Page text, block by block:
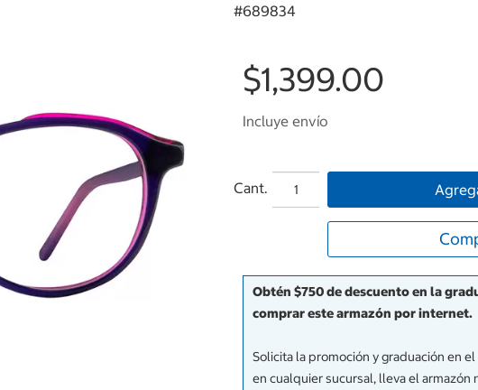
#689834
$1,399.00
Incluye envío
Cant.
Obtén $750 de descuento en la
comprar este armazón por internet.
Solicita la promoción y graduación en
en cualquier sucursal, lleva el armazón